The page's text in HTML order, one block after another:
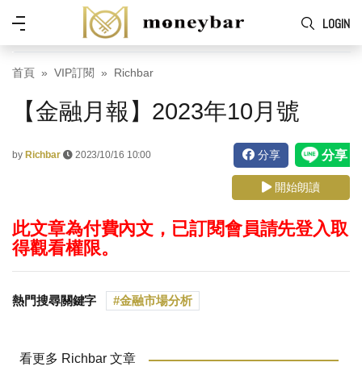
Skip to main content
LOGIN
功
表
首頁 VIP訂閱 Richbar
【金融月報】2023年10月號
by Richbar 2023/10/16 10:00 分享
開始朗讀
此文章為付費內文，已訂閱會員請先登入取
得觀看權限。
熱門搜尋關鍵字 金融市場分析
看更多 Richbar 文章